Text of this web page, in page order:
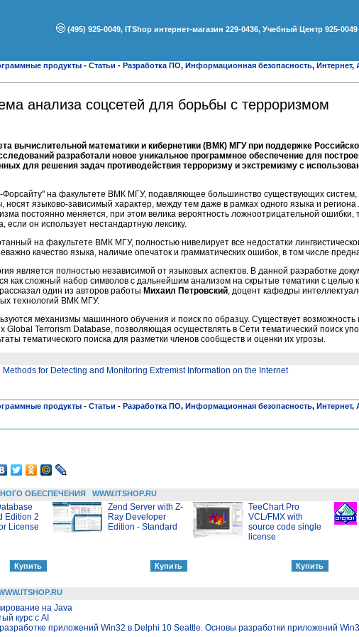
(495) 925-0049, ITShop интернет-магазин 229-0436, Учебный Центр 925-0049
продукты - Статьи - Разработка ПО, Информационная безопасность, Интернет,
анализа соцсетей для борьбы с терроризмом
вычислительной математики и кибернетики (ВМК) МГУ при поддержке
разработали новое уникальное программное обеспечение для
для решения задач противодействия терроризму и экстремизму с
Форсайту" на факультете ВМК МГУ, подавляющее большинство существующих
носят языково-зависимый характер, между тем даже в рамках одного языка и региона
постоянно меняется, при этом велика вероятность ложноотрицательной ошибки,
если он использует нестандартную лексику.
на факультете ВМК МГУ, полностью нивелирует все недостатки
качество языка, наличие опечаток и грамматических ошибок, в том числе
является полностью независимой от языковых аспектов. В данной разработке
как сложный набор символов с дальнейшим анализом на скрытые тематики с целью
один из авторов работы Михаил Петровский , доцент кафедры
технологий ВМК МГУ.
механизмы машинного обучения и поиск по образцу. Существует возможность
Global Terrorism Database, позволяющая осуществлять в Сети тематический поиск
тематического поиска для разметки членов сообществ и оценки их угрозы.
for Detecting and Monitoring Extremist Information on the Internet
продукты - Статьи - Разработка ПО, Информационная безопасность, Интернет,
ОБЕСПЕЧЕНИЯ WWW.ITSHOP.RU
Edition 2
License
Zend Server with Z-
Ray Developer
Edition - Standard
TeeChart Pro
VCL/FMX with
source code single
license
на Java
курс с AI
приложений Win32 в Delphi 10 Seattle. Основы разработки приложений